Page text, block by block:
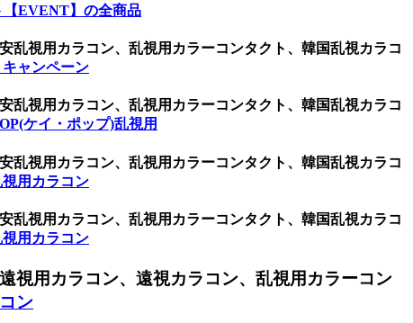
【EVENT】の全商品
乱視用カラコン、乱視用カラーコンタクト、韓国乱視カラコ
キャンペーン
乱視用カラコン、乱視用カラーコンタクト、韓国乱視カラコ
ケイ・ポップ)乱視用
乱視用カラコン、乱視用カラーコンタクト、韓国乱視カラコ
用カラコン
乱視用カラコン、乱視用カラーコンタクト、韓国乱視カラコ
用カラコン
視用カラコン、遠視カラコン、乱視用カラーコン
ン